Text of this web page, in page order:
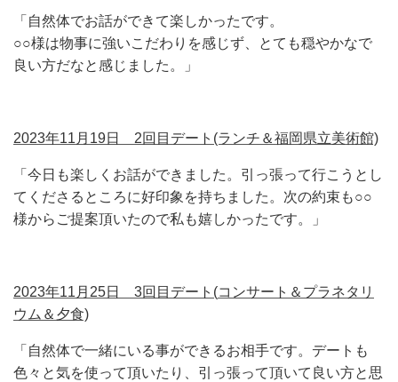
「自然体でお話ができて楽しかったです。
○○様は物事に強いこだわりを感じず、とても穏やかなで
良い方だなと感じました。」
2023年11月19日 2回目デート(ランチ＆福岡県立美術館)
「今日も楽しくお話ができました。 引っ張って行こうとし
てくださるところに好印象を持ちました。 次の約束も○○
様からご提案頂いたので私も嬉しかったです。」
2023年11月25日 3回目デート(コンサート＆プラネタリ
ウム＆夕食)
「 自然体で一緒にいる事ができるお相手です。 デートも
色々と気を使って頂いたり、引っ張って頂いて良い方と思